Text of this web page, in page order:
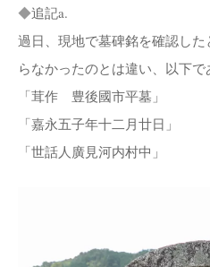
◆追記a.
過日、現地で墓碑銘を確認し
らなかったのとは違い、以下で
「茸作 豊後國市平墓」
「嘉永五子年十二月廿日」
「世話人廣見河内村中」